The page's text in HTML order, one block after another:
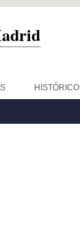
HISTÓRICO